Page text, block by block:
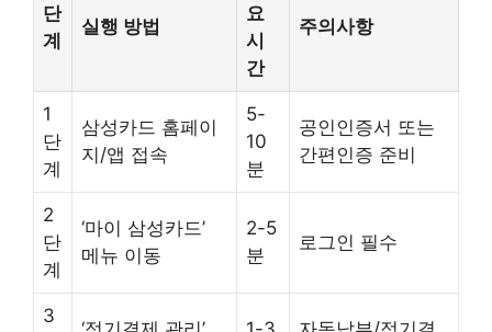
단
계
실행 방법
요
시
간
주의사항
1
단
계
삼성카드 홈페이
지/앱 접속
5-
10
분
공인인증서 또는
간편인증 준비
2
단
계
‘마이 삼성카드’
메뉴 이동
2-5
분
로그인 필수
3